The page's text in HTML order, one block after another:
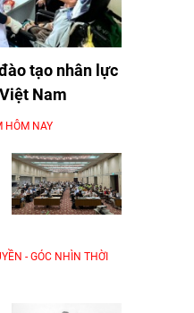
tạo nhân lực
Nam
HÔM NAY
- GÓC NHÌN THỜI